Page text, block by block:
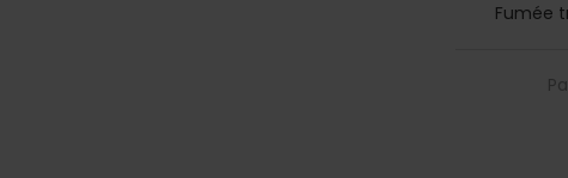
Fumée